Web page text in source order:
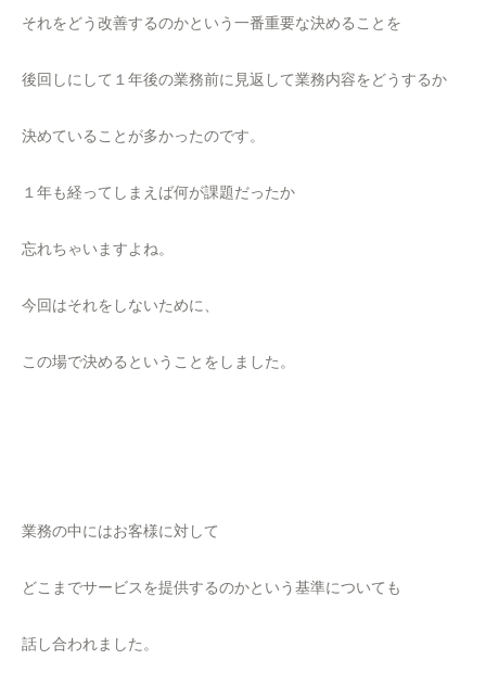
それをどう改善するのかという一番重要な決めることを
後回しにして１年後の業務前に見返して業務内容をどうするか
決めていることが多かったのです。
１年も経ってしまえば何が課題だったか
忘れちゃいますよね。
今回はそれをしないために、
この場で決めるということをしました。
業務の中にはお客様に対して
どこまでサービスを提供するのかという基準についても
話し合われました。